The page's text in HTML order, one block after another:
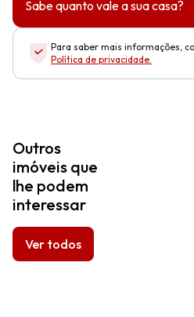
Sabe quanto vale a sua casa?
Para saber mais informações,
Política de privacidade.
Outros
imóveis que
lhe podem
interessar
Ver todos